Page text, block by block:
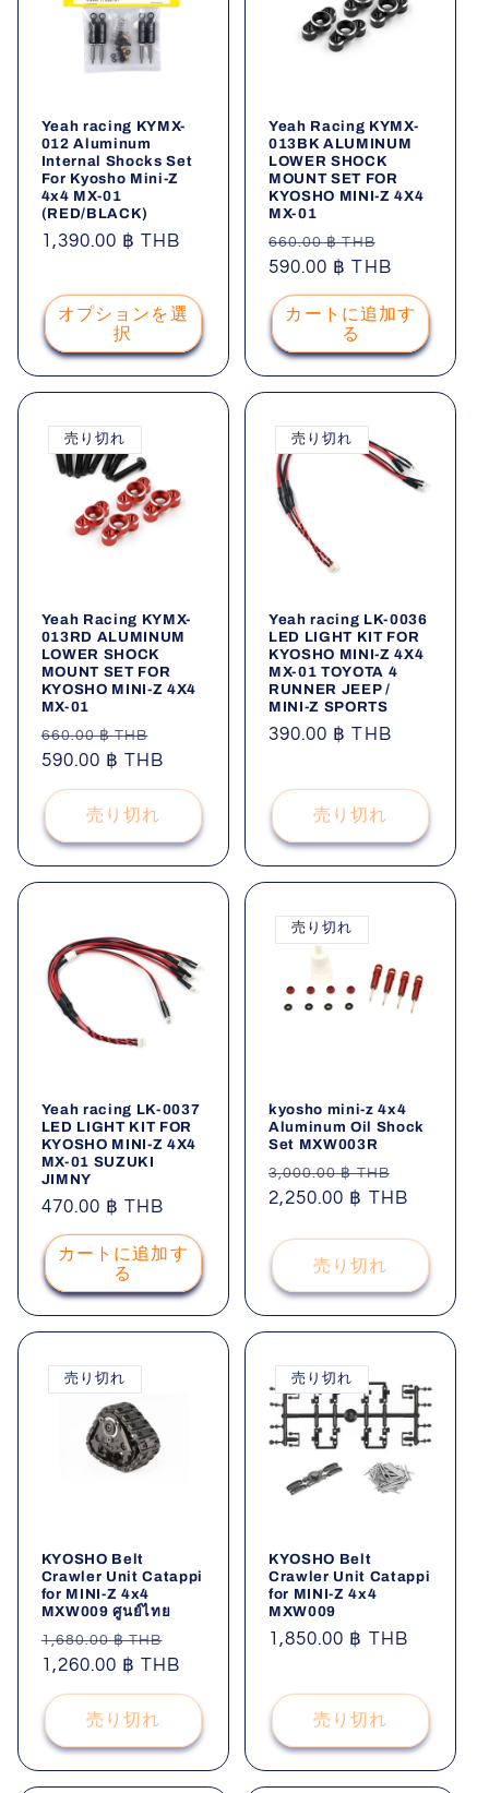
Yeah racing KYMX-
012 Aluminum
Internal Shocks Set
For Kyosho Mini-Z
4x4 MX-01
(RED/BLACK)
通
価
格
1,390.00 ฿ THB
オプションを選
択
Yeah Racing KYMX-
013BK ALUMINUM
LOWER SHOCK
MOUNT SET FOR
KYOSHO MINI-Z 4X4
MX-01
通
常
価
格
660.00 ฿ THB
ー
ル
価
590.00 ฿ THB
カートに追加す
る
売り切れ
Yeah Racing KYMX-
013RD ALUMINUM
LOWER SHOCK
MOUNT SET FOR
KYOSHO MINI-Z 4X4
MX-01
通
常
価
格
660.00 ฿ THB
ー
ル
格
590.00 ฿ THB
売り切れ
売り切れ
Yeah racing LK-0036
LED LIGHT KIT FOR
KYOSHO MINI-Z 4X4
MX-01 TOYOTA 4
RUNNER JEEP /
MINI-Z SPORTS
通
価
格
390.00 ฿ THB
売り切れ
Yeah racing LK-0037
LED LIGHT KIT FOR
KYOSHO MINI-Z 4X4
MX-01 SUZUKI
JIMNY
通
常
価
格
470.00 ฿ THB
カートに追加す
る
売り切れ
kyosho mini-z 4x4
Aluminum Oil Shock
Set MXW003R
通
常
格
3,000.00 ฿ THB
ー
価
2,250.00 ฿ THB
売り切れ
売り切れ
KYOSHO Belt
Crawler Unit Catappi
for MINI-Z 4x4
MXW009 ศูนย์ไทย
通
常
価
格
1,680.00 ฿ THB
ー
ル
格
1,260.00 ฿ THB
売り切れ
売り切れ
KYOSHO Belt
Crawler Unit Catappi
for MINI-Z 4x4
MXW009
通
価
格
1,850.00 ฿ THB
売り切れ